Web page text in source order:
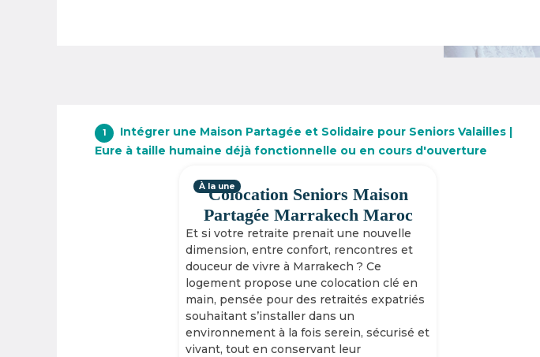
1
Intégrer une Maison Partagée et Solidaire pour Seniors Valailles |
Eure à taille humaine déjà fonctionnelle ou en cours d'ouverture
Colocation Seniors Maison
Partagée Marrakech Maroc
Et si votre retraite prenait une nouvelle
dimension, entre confort, rencontres et
douceur de vivre à Marrakech ? Ce
logement propose une colocation clé en
main, pensée pour des retraités expatriés
souhaitant s’installer dans un
environnement à la fois serein, sécurisé et
vivant, tout en conservant leur
À la une